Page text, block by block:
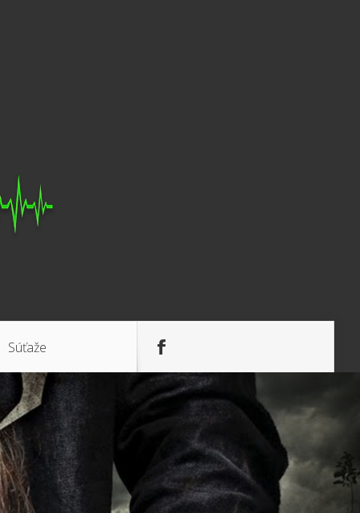
Súťaže